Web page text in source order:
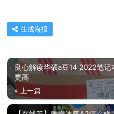
生成海报
良心解读华硕a豆14 2022笔
更高
« 上一篇